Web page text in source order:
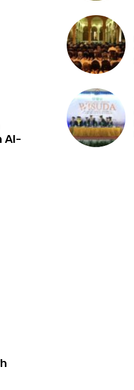
Al-